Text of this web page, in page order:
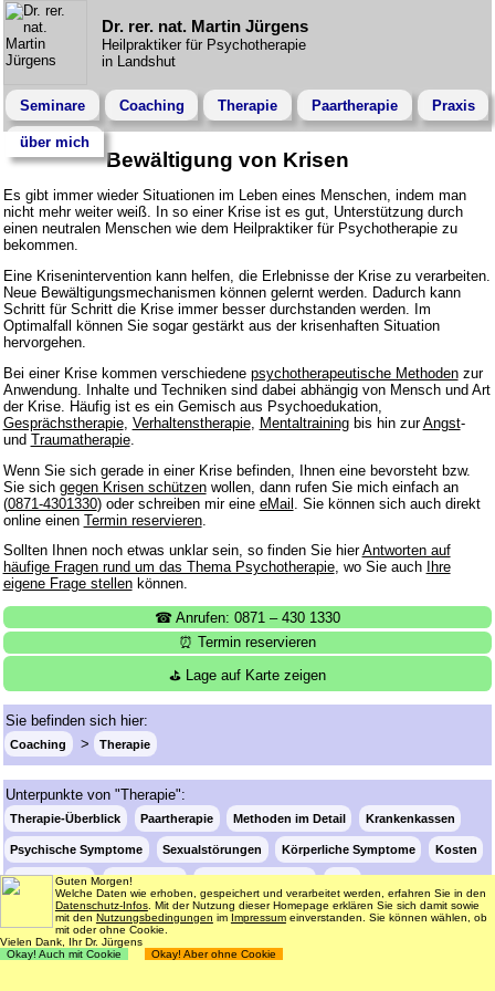
Dr. rer. nat. Martin Jürgens
Heilpraktiker für Psychotherapie
in Landshut
Seminare Coaching Therapie Paartherapie Praxis
über mich
Bewältigung von Krisen
Es gibt immer wieder Situationen im Leben eines Menschen, indem man
nicht mehr weiter weiß. In so einer Krise ist es gut, Unterstützung durch
einen neutralen Menschen wie dem Heilpraktiker für Psychotherapie zu
bekommen.
Eine Krisenintervention kann helfen, die Erlebnisse der Krise zu verarbeiten.
Neue Bewältigungsmechanismen können gelernt werden. Dadurch kann
Schritt für Schritt die Krise immer besser durchstanden werden. Im
Optimalfall können Sie sogar gestärkt aus der krisenhaften Situation
hervorgehen.
Bei einer Krise kommen verschiedene psychotherapeutische Methodenzur
Anwendung. Inhalte und Techniken sind dabei abhängig von Mensch und Art
der Krise. Häufig ist es ein Gemisch aus Psychoedukation,
Gesprächstherapie, Verhaltenstherapie, Mentaltrainingbis hin zurAngst-
und Traumatherapie.
Wenn Sie sich gerade in einer Krise befinden, Ihnen eine bevorsteht bzw.
Sie sich gegen Krisen schützenwollen, dann rufen Sie mich einfach an
(0871-4301330) oder schreiben mir eine eMail . Sie können sich auch direkt
online einen Termin reservieren.
Sollten Ihnen noch etwas unklar sein, so finden Sie hierAntworten auf
häufige Fragen rund um das Thema Psychotherapie, wo Sie auch
Ihre
eigene Frage stellenkönnen.
☎ Anrufen: 0871 – 430 1330
⏰ Termin reservieren
⛳ Lage auf Karte zeigen
Sie befinden sich hier:
Coaching Therapie
Unterpunkte von "Therapie":
Therapie-Überblick Paartherapie Methoden im Detail Krankenkassen
Psychische Symptome Sexualstörungen Körperliche Symptome Kosten
Freie Termine Vorbeugung
Login
Datenschutz
Impressum Nutzungsbedingungen
Guten Morgen!
Welche Daten wie erhoben, gespeichert und verarbeitet werden, erfahren Sie in den
Datenschutz-Infos. Mit der Nutzung dieser Homepage erklären Sie sich damit sowie
mit den Nutzungsbedingungen im Impressumeinverstanden. Sie können wählen, ob
mit oder ohne Cookie.
Vielen Dank, Ihr Dr. Jürgens
Okay! Auch mit Cookie
Okay! Aber ohne Cookie